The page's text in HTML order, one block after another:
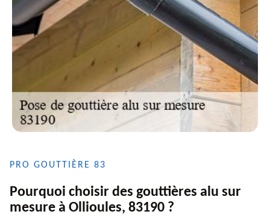
PRO GOUTTIÈRE 83
Pourquoi choisir des gouttières alu sur
mesure à Ollioules, 83190 ?